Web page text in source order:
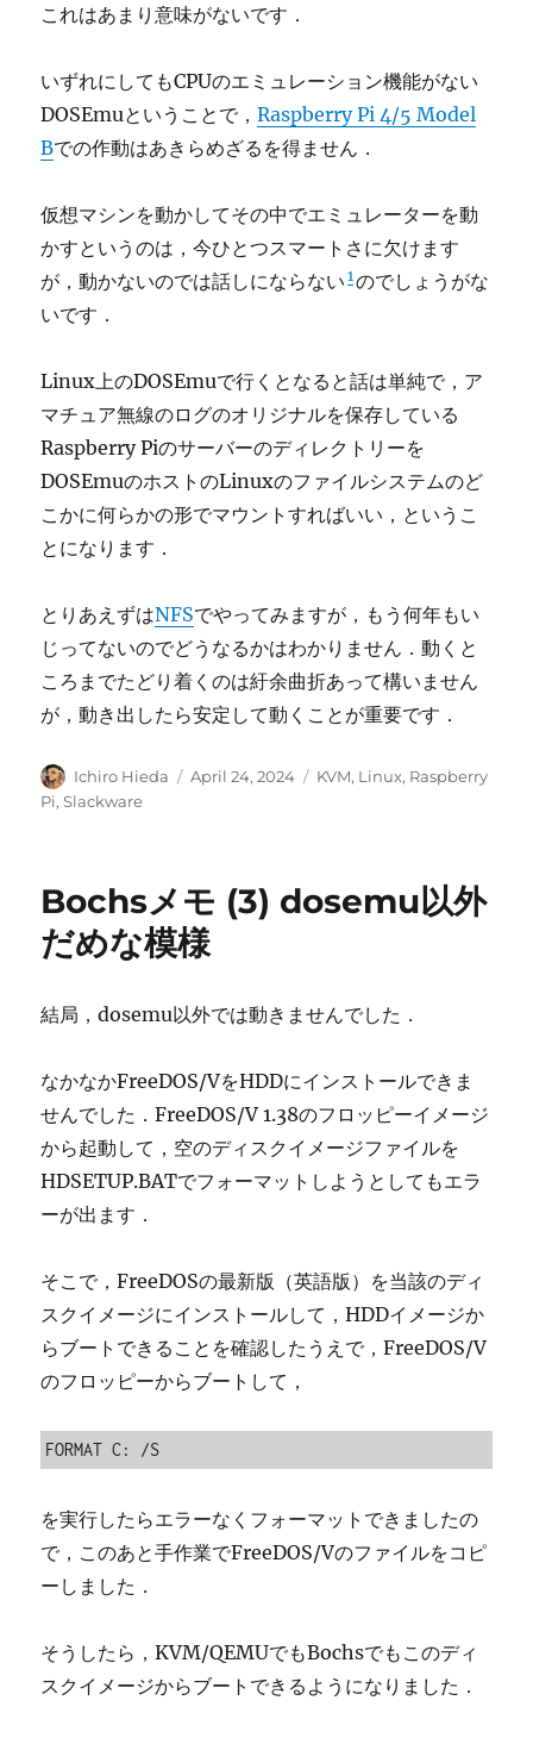
これはあまり意味がないです．
いずれにしてもCPUのエミュレーション機能がない
DOSEmuということで，Raspberry Pi 4/5 Model
Bでの作動はあきらめざるを得ません．
仮想マシンを動かしてその中でエミュレーターを動
かすというのは，今ひとつスマートさに欠けます
が，動かないのでは話しにならない 1 のでしょうがな
いです．
Linux上のDOSEmuで行くとなると話は単純で，ア
マチュア無線のログのオリジナルを保存している
Raspberry Piのサーバーのディレクトリーを
DOSEmuのホストのLinuxのファイルシステムのど
こかに何らかの形でマウントすればいい，というこ
とになります．
とりあえずはNFSでやってみますが，もう何年もい
じってないのでどうなるかはわかりません．動くと
ころまでたどり着くのは紆余曲折あって構いません
が，動き出したら安定して動くことが重要です．
Author
Ichiro Hieda
Posted
April 24, 2024 Categories
KVM, Linux, Raspberry
Pi,Slackware
Bochsメモ (3) dosemu以外
だめな模様
結局，dosemu以外では動きませんでした．
なかなかFreeDOS/VをHDDにインストールできま
せんでした．FreeDOS/V 1.38のフロッピーイメージ
から起動して，空のディスクイメージファイルを
HDSETUP.BATでフォーマットしようとしてもエラ
ーが出ます．
そこで，FreeDOSの最新版（英語版）を当該のディ
スクイメージにインストールして，HDDイメージか
らブートできることを確認したうえで，FreeDOS/V
のフロッピーからブートして，
FORMAT C: /S
を実行したらエラーなくフォーマットできましたの
で，このあと手作業でFreeDOS/Vのファイルをコピ
ーしました．
そうしたら，KVM/QEMUでもBochsでもこのディ
スクイメージからブートできるようになりました．